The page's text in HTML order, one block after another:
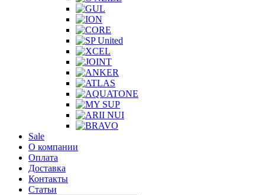
Sale
О компании
Оплата
Доставка
Контакты
Статьи